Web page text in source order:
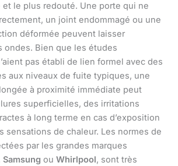
le plus redouté. Une porte qui ne
un joint endommagé ou une
déformée peuvent laisser
ondes. Bien que les études
pas établi de lien formel avec des
aux niveaux de fuite typiques, une
à proximité immédiate peut
superficielles, des irritations
à long terme en cas d’exposition
sensations de chaleur. Les normes de
par les grandes marques
Samsung ou Whirlpool, sont très